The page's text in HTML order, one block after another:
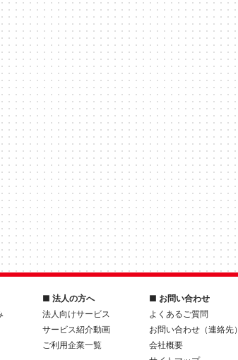
■ 法人の方へ
法人向けサービス
サービス紹介動画
ご利用企業一覧
■ お問い合わせ
よくあるご質問
お問い合わせ（連絡先）
会社概要